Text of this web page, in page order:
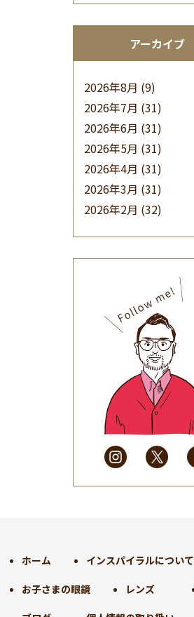
アーカイブ
2026年8月 (9)
2026年7月 (31)
2026年6月 (31)
2026年5月 (31)
2026年4月 (31)
2026年3月 (31)
2026年2月 (32)
(32)
2025年9月(30)
2025年8月(31)
2025年7月(37)
2025年6月(48)
2025年5月
(41)
2025年4月
(32)
2025年3月(31)
2025年2月
(28)
2025年1月
(34)
2024年9月(30)
2024年7月(31)
ホーム インスパイラルについて
お子さまの眼鏡 レンズ